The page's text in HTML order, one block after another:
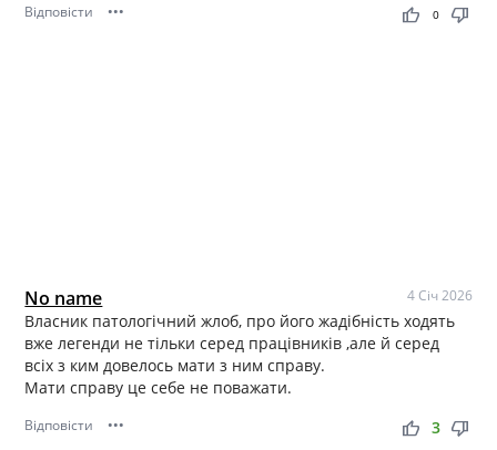
Відповісти ••• thumb_up thumb_down
0
No name 4 Січ 2026
Власник патологічний жлоб, про його жадібність ходять
вже легенди не тільки серед працівників ,але й серед
всіх з ким довелось мати з ним справу.
Мати справу це себе не поважати.
Відповісти ••• thumb_up thumb_down
3